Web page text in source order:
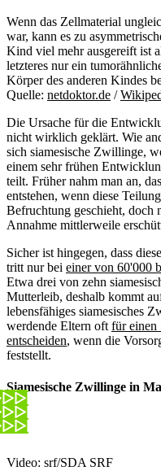
Wenn das Zellmaterial
war, kann es zu
Kind viel mehr ausgereift ist
letzteres nur ein
Körper des anderen Kindes
Quelle: netdoktor.de /
Die Ursache für die
nicht wirklich geklärt. Wie
sich siamesische Zwillinge,
einem sehr frühen
teilt. Früher nahm man an,
entstehen, wenn diese
Befruchtung geschieht, doch
Annahme mittlerweile
Sicher ist hingegen, dass
tritt nur bei einer von 60'000
Etwa drei von zehn
Mutterleib, deshalb kommt
lebensfähiges siamesisches
werdende Eltern oft für einen
entscheiden, wenn die
feststellt.
Siamesische Zwillinge in
Video: srf/SDA SRF